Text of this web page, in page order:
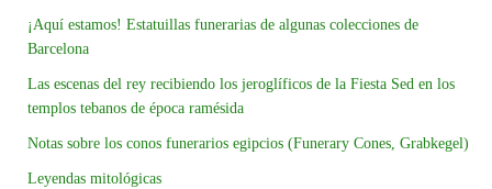
¡Aquí estamos! Estatuillas funerarias de algunas colecciones de
Barcelona
Las escenas del rey recibiendo los jeroglíficos de la Fiesta Sed en los
templos tebanos de época ramésida
Notas sobre los conos funerarios egipcios (Funerary Cones, Grabkegel)
Leyendas mitológicas